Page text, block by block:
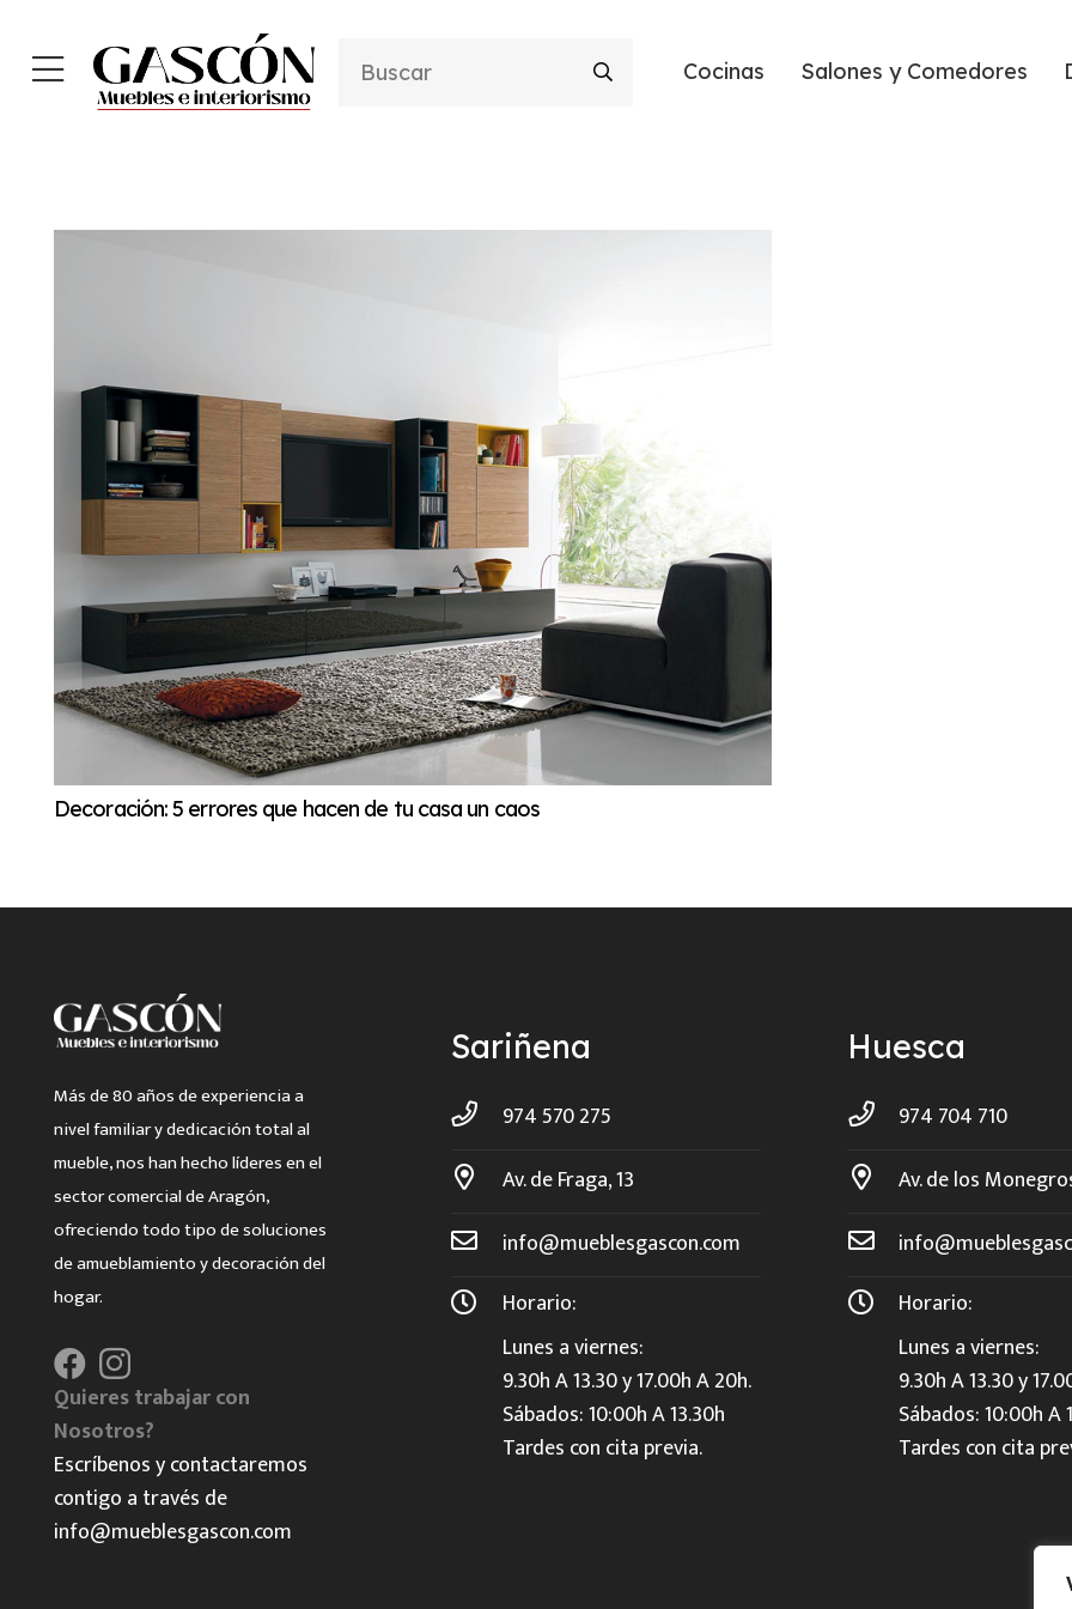
Cocinas Salones y Comedores
Decoración: 5 errores que hacen de tu casa un caos
Más de 80 años de experiencia a
nivel familiar y dedicación total al
mueble, nos han hecho líderes en el
sector comercial de Aragón,
ofreciendo todo tipo de soluciones
de amueblamiento y decoración del
hogar.
Quieres trabajar con
Nosotros?
Escríbenos y contactaremos
contigo a través de
info@mueblesgascon.com
Sariñena
974 570 275
Av. de Fraga, 13
info@mueblesgascon.com
Horario:
Lunes a viernes:
9.30h A 13.30 y 17.00h A 20h.
Sábados: 10:00h A 13.30h
Tardes con cita previa.
Huesca
974 704 710
Av. de los
Horario:
Lunes a viernes:
9.30h A 13.30 y
Sábados: 10:00h A
Tardes con cita